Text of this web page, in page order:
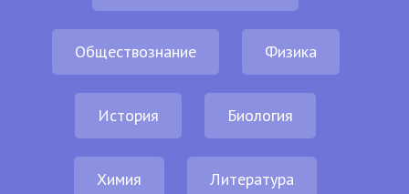
Обществознание Физика
История Биология
Химия Литература